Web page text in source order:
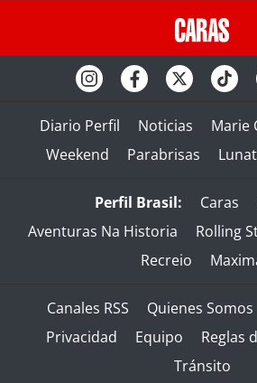
Diario Perfil Noticias Marie
Weekend
Parabrisas
Perfil Brasil: Caras
Aventuras Na Historia
Rolling
Recreio
Canales RSS Quienes Somos
Privacidad
Equipo
Reglas
Tránsito